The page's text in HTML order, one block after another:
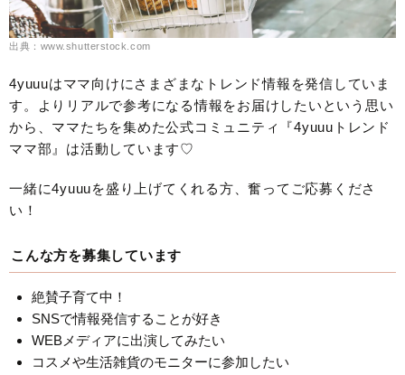
出典：www.shutterstock.com
4yuuuはママ向けにさまざまなトレンド情報を発信していま
す。よりリアルで参考になる情報をお届けしたいという思い
から、ママたちを集めた公式コミュニティ『4yuuuトレンド
ママ部』は活動しています♡
一緒に4yuuuを盛り上げてくれる方、奮ってご応募くださ
い！
こんな方を募集しています
絶賛子育て中！
SNSで情報発信することが好き
WEBメディアに出演してみたい
コスメや生活雑貨のモニターに参加したい